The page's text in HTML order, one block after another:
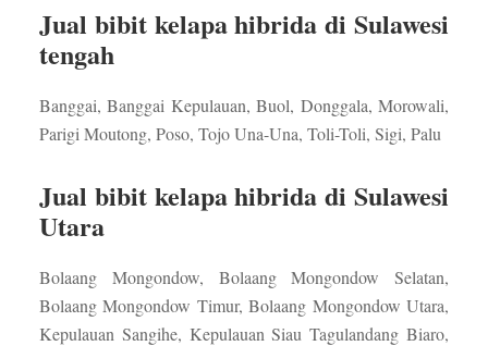
Jual bibit kelapa hibrida di Sulawesi
tengah
Banggai, Banggai Kepulauan, Buol, Donggala, Morowali,
Parigi Moutong, Poso, Tojo Una-Una, Toli-Toli, Sigi, Palu
Jual bibit kelapa hibrida di Sulawesi
Utara
Bolaang Mongondow, Bolaang Mongondow Selatan,
Bolaang Mongondow Timur, Bolaang Mongondow Utara,
Kepulauan Sangihe, Kepulauan Siau Tagulandang Biaro,